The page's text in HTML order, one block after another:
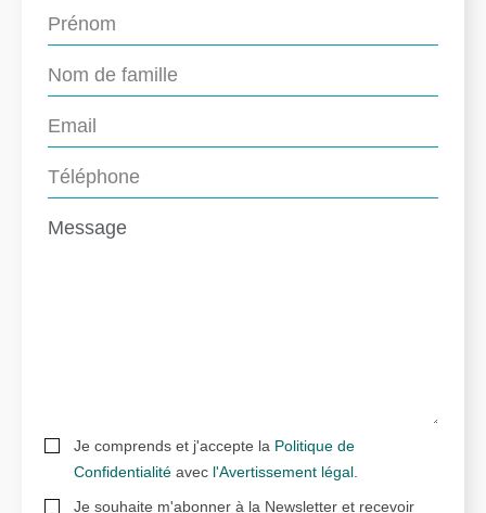
Je comprends et j'accepte la Politique de
Confidentialité avec l'Avertissement légal
Je souhaite m'abonner à la Newsletter et recevoir